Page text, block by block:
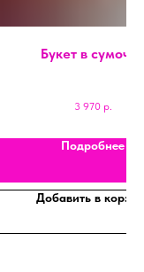
Букет в сумочке
3 970 р.
Подробнее
Добавить в